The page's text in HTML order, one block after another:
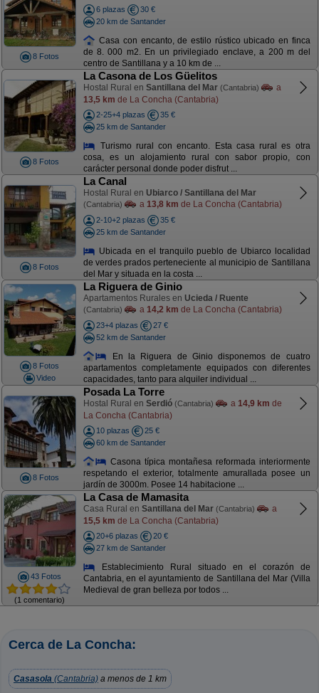
8 Fotos
6 plazas
30 €
20 km de Santander
Casa con encanto, de estilo rústico ubicado en finca
de 8. 000 m2. En un privilegiado enclave, a 200 m del
centro de Santillana y a 10 km de ...
8 Fotos
La Casona de Los Güelitos
Hostal Rural en Santillana del Mar (Cantabria)
a
13,5 km de La Concha (Cantabria)
2-25+4 plazas
35 €
25 km de Santander
Turismo rural con encanto. Esta casa rural es otra
cosa, es un alojamiento rural con sabor propio, con
carácter personal donde poder disfrut ...
8 Fotos
La Canal
Hostal Rural en Ubiarco / Santillana del Mar
(Cantabria) a 13,8 km de La Concha (Cantabria)
2-10+2 plazas
35 €
25 km de Santander
Ubicada en el tranquilo pueblo de Ubiarco localidad
de verdes prados perteneciente al municipio de Santillana
del Mar y situada en la costa ...
8 Fotos
Video
La Riguera de Ginio
Apartamentos Rurales en Ucieda / Ruente
(Cantabria) a 14,2 km de La Concha (Cantabria)
23+4 plazas
27 €
52 km de Santander
En la Riguera de Ginio disponemos de cuatro
apartamentos completamente equipados con diferentes
capacidades, tanto para alquiler individual ...
8 Fotos
Posada La Torre
Hostal Rural en Serdió (Cantabria) a 14,9 km de
La Concha (Cantabria)
10 plazas
25 €
60 km de Santander
Casona típica montañesa reformada interiormente
respetando el exterior, totalmente amurallada posee un
jardín de 3000m. Posee 14 habitacione ...
43 Fotos
(1 comentario)
La Casa de Mamasita
Casa Rural en Santillana del Mar (Cantabria)
a
15,5 km de La Concha (Cantabria)
20+6 plazas
20 €
27 km de Santander
Establecimiento Rural situado en el corazón de
Cantabria, en el ayuntamiento de Santillana del Mar (Villa
Medieval de gran belleza por todos ...
Cerca de La Concha:
Casasola (Cantabria) a menos de 1 km